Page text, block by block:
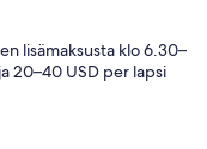
lisämaksusta klo 6.30–
20–40 USD per lapsi